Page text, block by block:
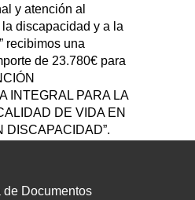
y atención al
discapacidad y a la
recibimos una
de 23.780€ para
INTEGRAL PARA LA
DE VIDA EN
DISCAPACIDAD”.
de Documentos